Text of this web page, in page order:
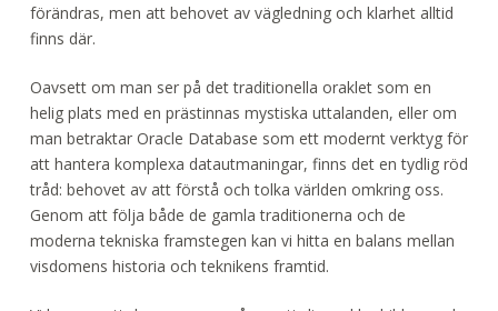
förändras, men att behovet av vägledning och klarhet alltid
finns där.
Oavsett om man ser på det traditionella oraklet som en
helig plats med en prästinnas mystiska uttalanden, eller om
man betraktar Oracle Database som ett modernt verktyg för
att hantera komplexa datautmaningar, finns det en tydlig röd
tråd: behovet av att förstå och tolka världen omkring oss.
Genom att följa både de gamla traditionerna och de
moderna tekniska framstegen kan vi hitta en balans mellan
visdomens historia och teknikens framtid.